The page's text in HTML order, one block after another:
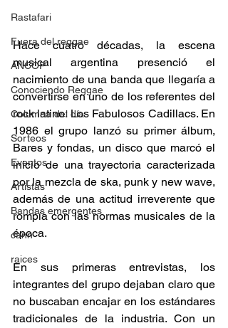
Rastafari
Fuera del reggae
ANCOP
Conociendo Reggae
Columna del día
Sorteos
Eventos
Artistas
Bandas emergentes
cann
raices
Hace cuatro décadas, la escena
musical argentina presenció el
nacimiento de una banda que llegaría a
convertirse en uno de los referentes del
rock latino: Los Fabulosos Cadillacs. En
1986 el grupo lanzó su primer álbum,
Bares y fondas, un disco que marcó el
inicio de una trayectoria caracterizada
por la mezcla de ska, punk y new wave,
además de una actitud irreverente que
rompía con las normas musicales de la
época.
En sus primeras entrevistas, los
integrantes del grupo dejaban claro que
no buscaban encajar en los estándares
tradicionales de la industria. Con un